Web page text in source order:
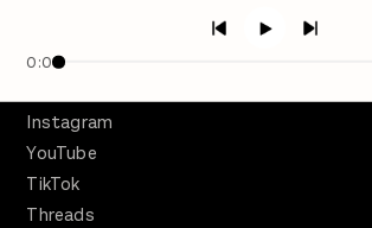
0:00
Facebook
Instagram
YouTube
TikTok
Threads